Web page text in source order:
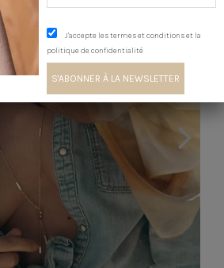
J'accepte les termes et conditions et la
politique de confidentialité